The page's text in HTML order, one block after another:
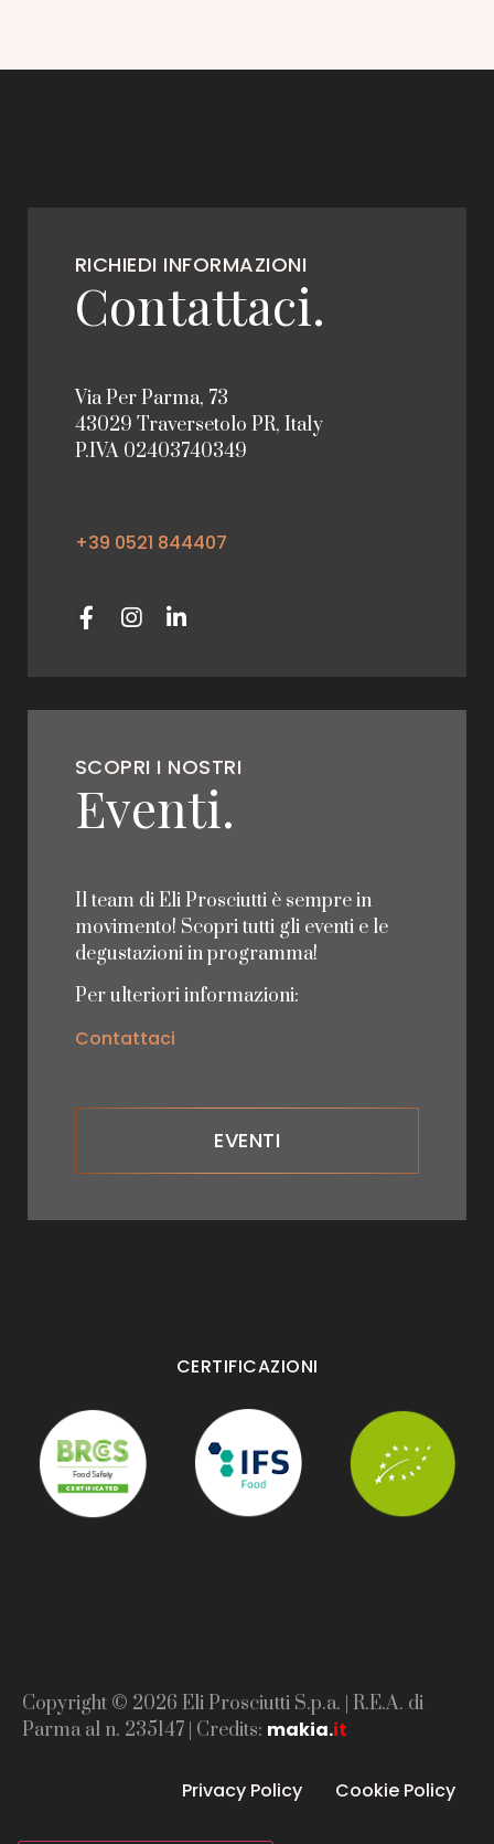
RICHIEDI INFORMAZIONI
Contattaci.
Via Per Parma, 73
43029 Traversetolo PR, Italy
P.IVA 02403740349
+39 0521 844407
SCOPRI I NOSTRI
Eventi.
Il team di Eli Prosciutti è sempre in
movimento! Scopri tutti gli eventi e le
degustazioni in programma!
Per ulteriori informazioni:
Contattaci
EVENTI
CERTIFICAZIONI
Copyright © 2026 Eli Prosciutti S.p.a. | R.E.A. di
Parma al n. 235147 | Credits: makia.it
Privacy Policy Cookie Policy